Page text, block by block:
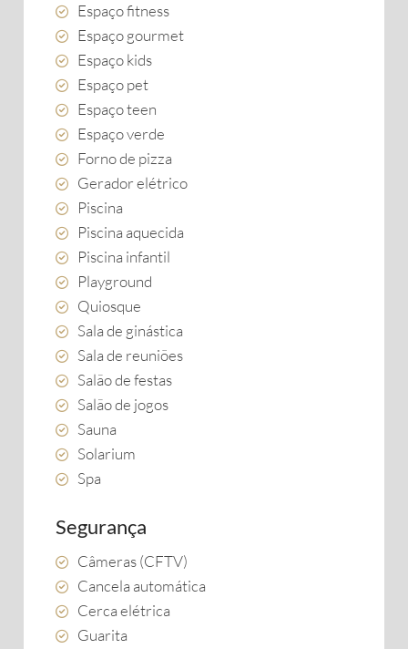
Espaço fitness
Espaço gourmet
Espaço kids
Espaço pet
Espaço teen
Espaço verde
Forno de pizza
Gerador elétrico
Piscina
Piscina aquecida
Piscina infantil
Playground
Quiosque
Sala de ginástica
Sala de reuniões
Salão de festas
Salão de jogos
Sauna
Solarium
Spa
Segurança
Câmeras (CFTV)
Cancela automática
Cerca elétrica
Guarita